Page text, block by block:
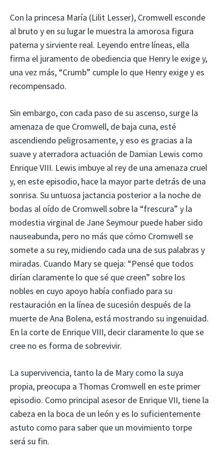
Con la princesa María (Lilit Lesser), Cromwell esconde
al bruto y en su lugar le muestra la amorosa figura
paterna y sirviente real. Leyendo entre líneas, ella
firma el juramento de obediencia que Henry le exige y,
una vez más, “Crumb” cumple lo que Henry exige y es
recompensado.
Sin embargo, con cada paso de su ascenso, surge la
amenaza de que Cromwell, de baja cuna, esté
ascendiendo peligrosamente, y eso es gracias a la
suave y aterradora actuación de Damian Lewis como
Enrique VIII. Lewis imbuye al rey de una amenaza cruel
y, en este episodio, hace la mayor parte detrás de una
sonrisa. Su untuosa jactancia posterior a la noche de
bodas al oído de Cromwell sobre la “frescura” y la
modestia virginal de Jane Seymour puede haber sido
nauseabunda, pero no más que cómo Cromwell se
somete a su rey, midiendo cada una de sus palabras y
miradas. Cuando Mary se queja: “Pensé que todos
dirían claramente lo que sé que creen” sobre los
nobles en cuyo apoyo había confiado para su
restauración en la línea de sucesión después de la
muerte de Ana Bolena, está mostrando su ingenuidad.
En la corte de Enrique VIII, decir claramente lo que se
cree no es forma de sobrevivir.
La supervivencia, tanto la de Mary como la suya
propia, preocupa a Thomas Cromwell en este primer
episodio. Como principal asesor de Enrique VII, tiene la
cabeza en la boca de un león y es lo suficientemente
astuto como para saber que un movimiento torpe
será su fin.